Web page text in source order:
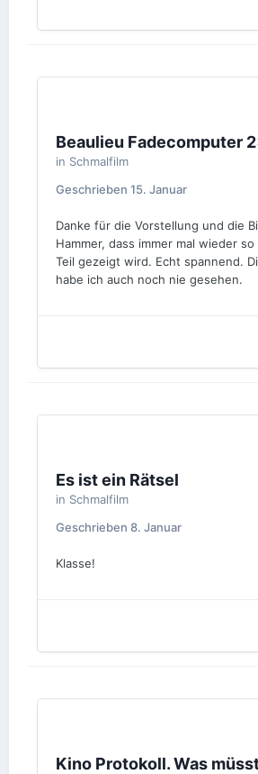
Beaulieu Fadecomputer
in Schmalfilm
Geschrieben 15. Januar
Danke für die Vorstellung und die
Hammer, dass immer mal wieder
Teil gezeigt wird. Echt spannend.
habe ich auch noch nie gesehen.
Es ist ein Rätsel
in Schmalfilm
Geschrieben 8. Januar
Klasse!
Kino Protokoll. Was